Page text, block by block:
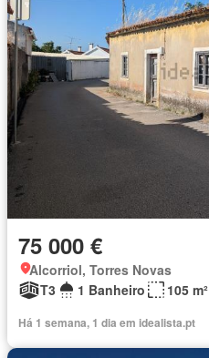
75 000 €
Alcorriol, Torres Novas
T3
1 Banheiro 105 m²
Há 1 semana, 1 dia em idealista.pt